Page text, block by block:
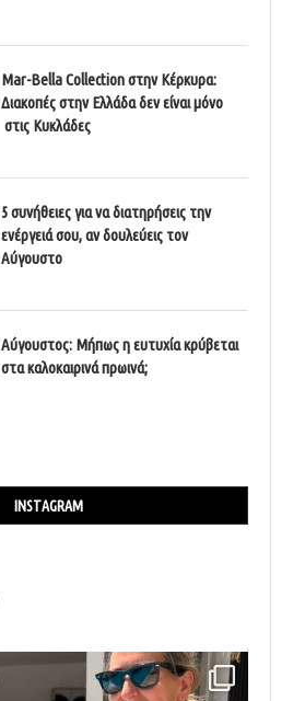
Mar-Bella Collection στην Κέρκυρα:
Διακοπές στην Ελλάδα δεν είναι μόνο
στις Κυκλάδες
5 συνήθειες για να διατηρήσεις την
ενέργειά σου, αν δουλεύεις τον
Αύγουστο
Αύγουστος: Μήπως η ευτυχία κρύβεται
στα καλοκαιρινά πρωινά;
INSTAGRAM